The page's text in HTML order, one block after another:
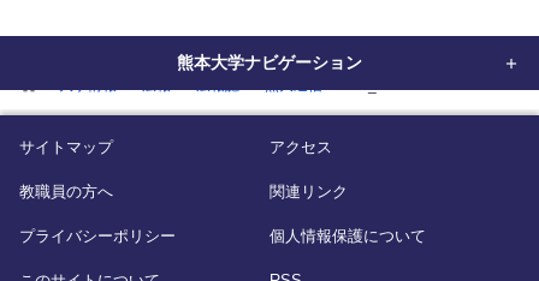
熊本大学ナビゲーション
サイトマップ アクセス
教職員の方へ 関連リンク
プライバシーポリシー 個人情報保護について